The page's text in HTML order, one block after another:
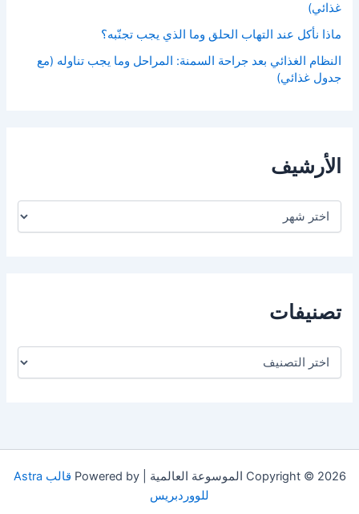
غذائي)
ماذا نأكل عند التهاب الحلق وما الذي يجب تجنّبه؟
النظام الغذائي بعد جراحة السمنة: المراحل وما يجب تناوله (مع
جدول غذائي)
الأرشيف
تصنيفات
ت
Copyright © 2026 الموسوعة العالمية | Powered by
قالب Astra
للووردبريس